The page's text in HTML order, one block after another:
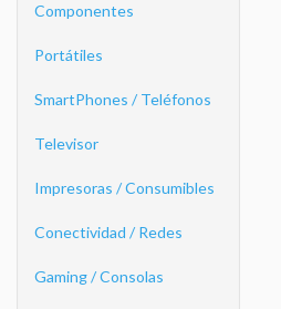
Componentes
Portátiles
SmartPhones / Teléfonos
Televisor
Impresoras / Consumibles
Conectividad / Redes
Gaming / Consolas